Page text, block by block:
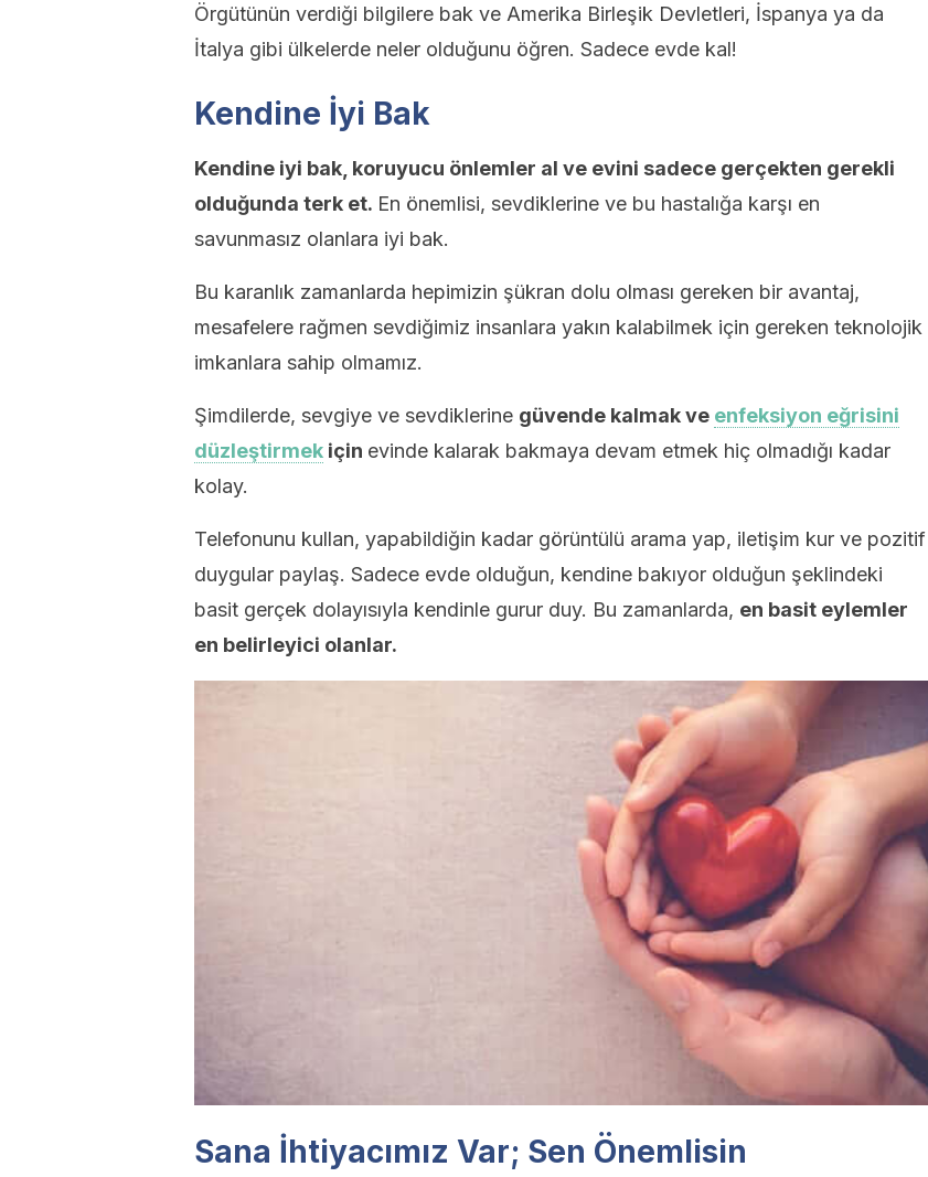
Örgütünün verdiği bilgilere bak ve Amerika Birleşik Devletleri, İspanya ya da
İtalya gibi ülkelerde neler olduğunu öğren. Sadece evde kal!
Kendine İyi Bak
Kendine iyi bak, koruyucu önlemler al ve evini sadece gerçekten gerekli
olduğunda terk et. En önemlisi, sevdiklerine ve bu hastalığa karşı en
savunmasız olanlara iyi bak.
Bu karanlık zamanlarda hepimizin şükran dolu olması gereken bir avantaj,
mesafelere rağmen sevdiğimiz insanlara yakın kalabilmek için gereken teknolojik
imkanlara sahip olmamız.
Şimdilerde, sevgiye ve sevdiklerine güvende kalmak ve enfeksiyon eğrisini
düzleştirmek için evinde kalarak bakmaya devam etmek hiç olmadığı kadar
kolay.
Telefonunu kullan, yapabildiğin kadar görüntülü arama yap, iletişim kur ve pozitif
duygular paylaş. Sadece evde olduğun, kendine bakıyor olduğun şeklindeki
basit gerçek dolayısıyla kendinle gurur duy. Bu zamanlarda, en basit eylemler
en belirleyici olanlar.
Sana İhtiyacımız Var; Sen Önemlisin